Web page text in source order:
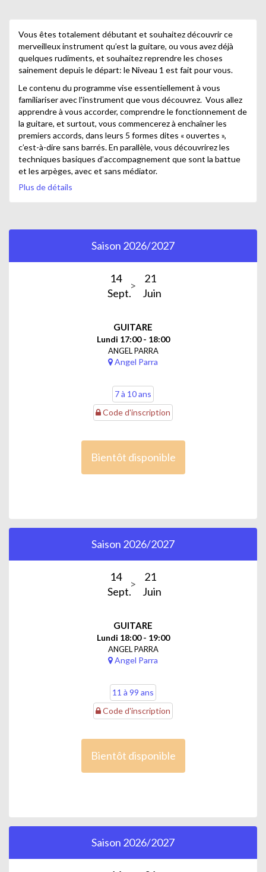
Vous êtes totalement débutant et souhaitez découvrir ce
merveilleux instrument qu’est la guitare, ou vous avez déjà
quelques rudiments, et souhaitez reprendre les choses
sainement depuis le départ: le Niveau 1 est fait pour vous.
Le contenu du programme vise essentiellement à vous
familiariser avec l'instrument que vous découvrez. Vous allez
apprendre à vous accorder, comprendre le fonctionnement de
la guitare, et surtout, vous commencerez à enchaîner les
premiers accords, dans leurs 5 formes dites « ouvertes »,
c’est-à-dire sans barrés. En parallèle, vous découvrirez les
techniques basiques d’accompagnement que sont la battue
et les arpèges, avec et sans médiator.
Plus de détails
Saison 2026/2027
14
Sept.
21
Juin
GUITARE
Lundi 17:00 - 18:00
ANGEL PARRA
Angel Parra
7 à 10 ans
Code d'inscription
Bientôt disponible
Saison 2026/2027
14
Sept.
21
Juin
GUITARE
Lundi 18:00 - 19:00
ANGEL PARRA
Angel Parra
11 à 99 ans
Code d'inscription
Bientôt disponible
Saison 2026/2027